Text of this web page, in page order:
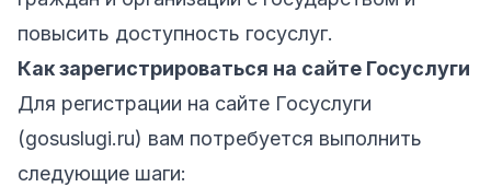
повысить доступность госуслуг.
Как зарегистрироваться на сайте Госуслуги
Для регистрации на сайте Госуслуги
(gosuslugi.ru) вам потребуется выполнить
следующие шаги: